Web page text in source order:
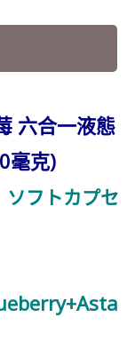
六合一液態
毫克)
フトカプセ
+Asta